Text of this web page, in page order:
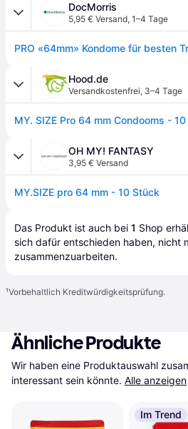
DocMorris
5,95 € Versand, 1–4 Tage
Hood.de
Versandkostenfrei, 3–4 Tage
MY. SIZE Pro 64 mm Condooms -
OH MY! FANTASY
3,95 € Versand
MY.SIZE pro 64 mm - 10 Stück
Das Produkt ist auch bei 1 Shop
sich dafür entschieden haben, nicht
zusammenzuarbeiten.
¹Vorbehaltlich Kreditwürdigkeitsprüfung.
Ähnliche Produkte
Wir haben eine Produktauswahl
interessant sein könnte. Alle anzeigen
Im Trend